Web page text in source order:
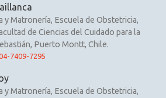
y Matronería, Escuela de Obstetricia,
de Ciencias del Cuidado para la
Puerto Montt, Chile.
7409-7295
y Matronería, Escuela de Obstetricia,